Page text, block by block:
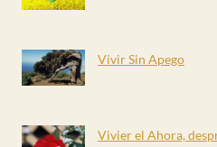
Vivir Sin Apego
Vivier el Ahora,